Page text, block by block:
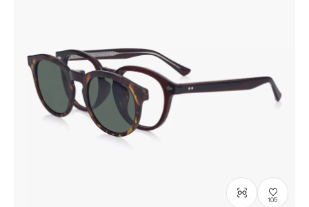
105